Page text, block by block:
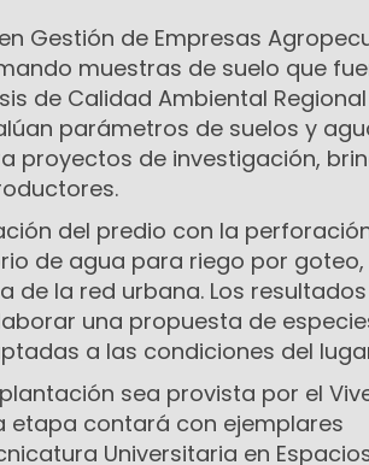
Gestión de Empresas
muestras de suelo que
de Calidad Ambiental Regional
parámetros de suelos y
proyectos de investigación,
del predio con la
de agua para riego por
de la red urbana. Los
una propuesta de
a las condiciones del
sea provista por el
etapa contará con ejemplares
Universitaria en